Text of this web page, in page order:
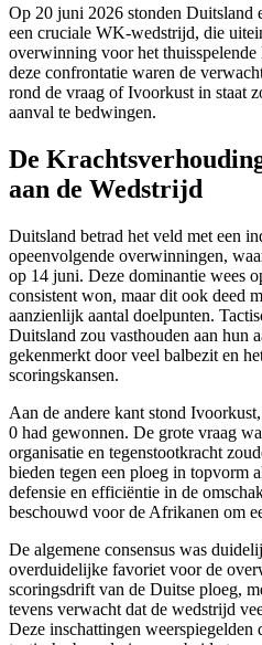
Op 20 juni 2026 stonden Duitsland
een cruciale WK-wedstrijd, die
overwinning voor het
deze confrontatie waren de
rond de vraag of Ivoorkust in staat
aanval te bedwingen.
De
aan de Wedstrijd
Duitsland betrad het veld met een
opeenvolgende overwinningen,
op 14 juni. Deze dominantie wees
consistent won, maar dit ook deed
aanzienlijk aantal doelpunten.
Duitsland zou vasthouden aan hun
gekenmerkt door veel balbezit en
scoringskansen.
Aan de andere kant stond
0 had gewonnen. De grote vraag
organisatie en tegenstootkracht
bieden tegen een ploeg in topvorm
defensie en efficiëntie in de
beschouwd voor de Afrikanen om
De algemene consensus was
overduidelijke favoriet voor de
scoringsdrift van de Duitse ploeg,
tevens verwacht dat de wedstrijd
Deze inschattingen weerspiegelden